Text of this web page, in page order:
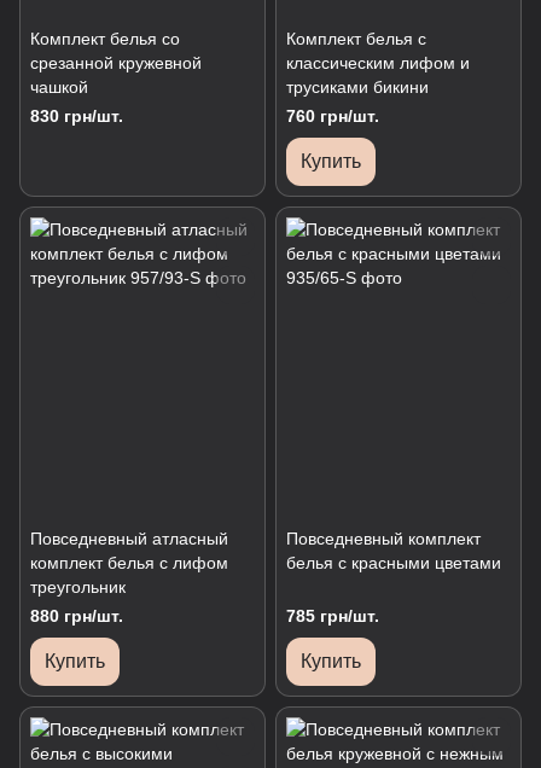
Комплект белья со
срезанной кружевной
чашкой
830 грн/шт.
Комплект белья с
классическим лифом и
трусиками бикини
760 грн/шт.
Купить
Повседневный атласный
комплект белья с лифом
треугольник
880 грн/шт.
Купить
Повседневный комплект
белья с красными цветами
785 грн/шт.
Купить